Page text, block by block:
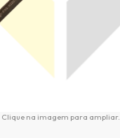
Clique na imagem para ampliar.